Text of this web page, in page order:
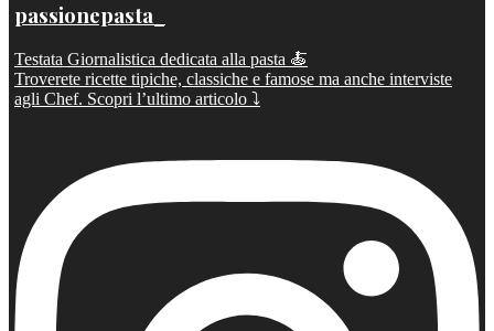
passionepasta_
Testata Giornalistica dedicata alla pasta 🍝
Troverete ricette tipiche, classiche e famose ma anche interviste
agli Chef. Scopri l’ultimo articolo ⤵️